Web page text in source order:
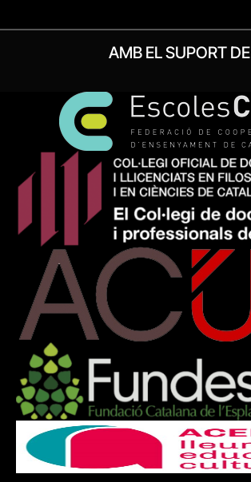
AMB EL SUPORT DE